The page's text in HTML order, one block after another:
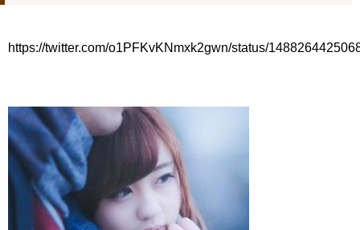
九尾狐外伝 メイキング03 ハン・イェスル
「ライフ・ オン・ マーズ」2019年11月2日TSUTAYAにて先行
レンタル開始！
(ENG SUB) Behind The Scene Hyun Bin 현빈❤️ 손예진 Son Ye
Jin-Crash Landing On You/ヒョンビン❤️ソンイェジン / エンジョイ❕
ユン・ギュンサン、番組にも登場した愛猫が急死…イ・ソンギ
ョンら同僚芸能人から慰めの言葉が続々 – Taka News
キム・レウォンの影絵遊び！？「黒騎士～永遠の約束～」メイ
キングを一部公開（DVD-SET2特典映像より）
https://twitter.com/o1PFKvKNmxk2gwn/status/